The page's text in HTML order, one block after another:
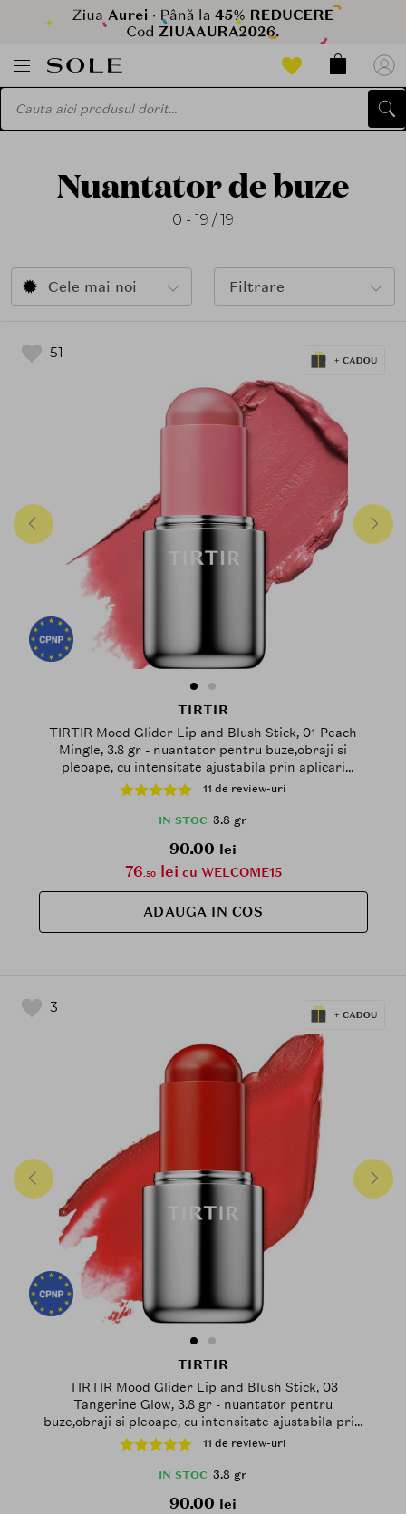
Nuantator de buze
0 - 19 / 19
Cele mai noi Filtrare
51
TIRTIR
TIRTIR Mood Glider Lip and Blush Stick, 01 Peach
Mingle, 3.8 gr - nuantator pentru buze,obraji si
pleoape, cu intensitate ajustabila prin aplicari
succesive11 de review-uri
IN STOC 3.8 gr
90.00 lei
76.50lei cu WELCOME15
ADAUGA IN COS
3
TIRTIR
TIRTIR Mood Glider Lip and Blush Stick, 03
Tangerine Glow, 3.8 gr - nuantator pentru
buze,obraji si pleoape, cu intensitate ajustabila prin
aplicari succesive
11 de review-uri
IN STOC 3.8 gr
90.00 lei